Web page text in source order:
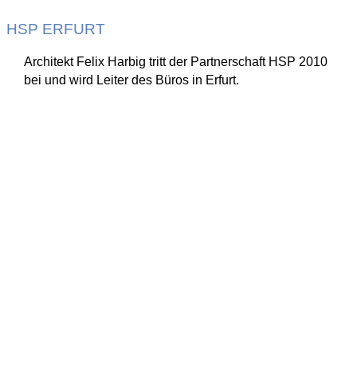
HSP ERFURT
Architekt Felix Harbig tritt der Partnerschaft HSP 2010
bei und wird Leiter des Büros in Erfurt.